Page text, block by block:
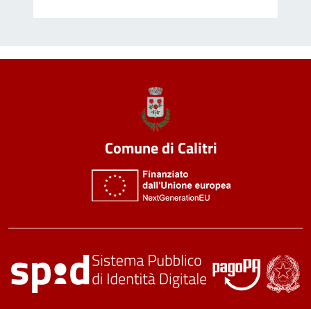
Comune di Calitri